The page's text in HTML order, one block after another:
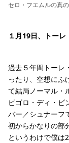
セロ・フエムルの真
１月19日、トー
過去５年間トーレ
ったり、空想にふ
て結局ノーマル・
ピゴロ・ディ・ビ
バー／シュナーフ
初からかなりの部
というわけで僕は